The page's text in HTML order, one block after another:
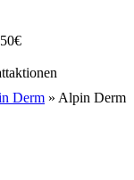
Derm » Alpin Derm